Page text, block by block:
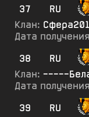
37
RU
Клан:
Дата
38
RU
Клан: -----
Дата
39
RU